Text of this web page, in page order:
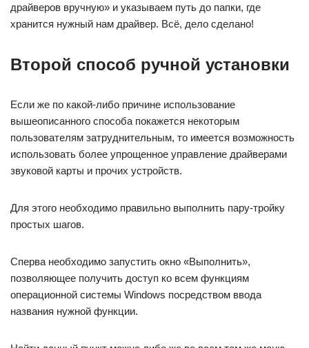
драйверов вручную» и указываем путь до папки, где
хранится нужный нам драйвер. Всё, дело сделано!
Второй способ ручной установки
Если же по какой-либо причине использование
вышеописанного способа покажется некоторым
пользователям затруднительным, то имеется возможность
использовать более упрощенное управление драйверами
звуковой карты и прочих устройств.
Для этого необходимо правильно выполнить пару-тройку
простых шагов.
Сперва необходимо запустить окно «Выполнить»,
позволяющее получить доступ ко всем функциям
операционной системы Windows посредством ввода
названия нужной функции.